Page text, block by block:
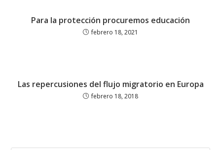
Para la protección procuremos educación
febrero 18, 2021
Las repercusiones del flujo migratorio en Europa
febrero 18, 2018